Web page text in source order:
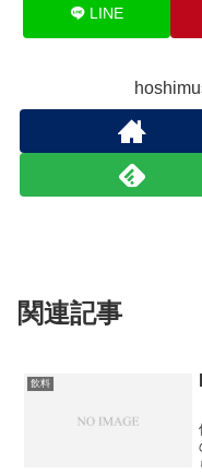
LINE
関連記事
飲料